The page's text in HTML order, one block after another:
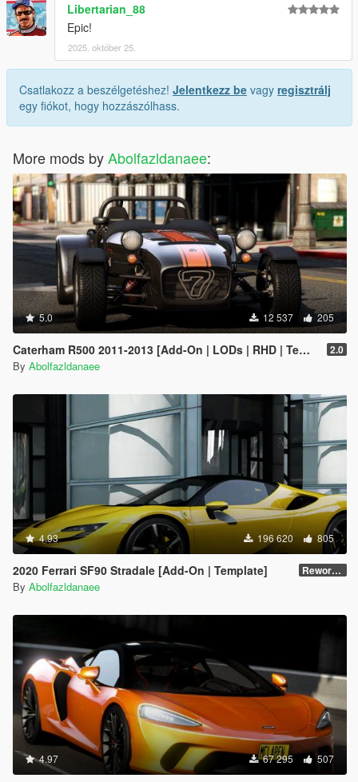
Libertarian_88
Epic!
2025. október 25.
Csatlakozz a beszélgetéshez! Jelentkezz be vagy regisztrálj
egy fiókot, hogy hozzászólhass.
More mods byAbolfazldanaee:
5.0 12 537 205
Caterham R500 2011-2013 [Add-On | LODs | RHD | Template] 2.0
By Abolfazldanaee
4.93 196 620 805
2020 Ferrari SF90 Stradale [Add-On | Template] Reworked 1.0
By Abolfazldanaee
4.97 67 295 507